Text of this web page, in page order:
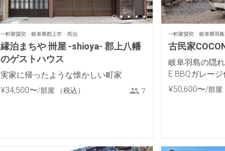
一軒家貸切 岐阜県郡上市 民泊
縁泊まちや 卌屋 -shioya- 郡上八幡
のゲストハウス
実家に帰ったような懐かしい町家
¥34,500〜/部屋 （税込） 7
一軒家貸切 岐阜県羽
古民家
岐阜羽島の隠
E BBQガレー
¥50,600〜/部屋